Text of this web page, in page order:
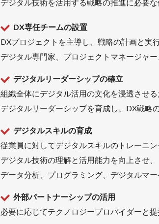
デジタル技術を活用する戦略の推進に必要
DX専任チームの設置
DXプロジェクトを主導し、戦略の計画と実
デジタル専門家、プロジェクトマネージャ
デジタルリーダーシップの確立
組織全体にデジタル活用の文化を浸透させる
デジタルリーダーシップを育成し、DX戦略
デジタルスキルの育成
従業員に対してデジタルスキルのトレーニン
デジタル技術の理解と活用能力を向上させ、
データ分析、プログラミング、デジタルマ
外部パートナーシップの活用
必要に応じてテクノロジープロバイダーと